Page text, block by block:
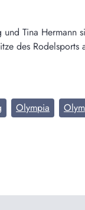
und Tina Hermann
des
Olympia